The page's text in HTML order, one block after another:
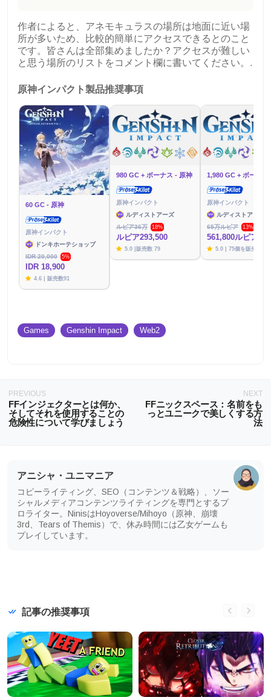
作者によると、アネモキュラスの場所は地面に近い場
所が多いため、比較的簡単にアクセスできるとのこと
です。皆さんは全部集めましたか？アクセスが難しい
と思う場所のリストをコメント欄に書いてください。.
原神インパクト製品推奨事項
60 GC - 原神
原神インパクト
ドンキホーテショップ
IDR 20,000
5%
IDR 18,900
4.6 | 販売数91
980 GC + ボーナス - 原神
原神インパクト
ルディストアーズ
ルピア36万
18%
ルピア293,500
5.0 |販売数 79
原神インパクト
ルディストアーズ
65万ルピア
13%
561,800ルピア
5.0 | 75個を販売
Games Genshin Impact Web2
PREVIOUS
FFインジェクターとは何か、
そしてそれを使用することの
危険性について学びましょう
NEXT
FFニックスペース：名前をも
っとユニークで美しくする方
法
アニシャ・ユニマニア
コピーライティング、SEO（コンテンツ＆戦略）、ソー
シャルメディアコンテンツライティングを専門とするプ
ロライター。NinisはHoyoverse/Mihoyo（原神、崩壊
3rd、Tears of Themis）で、休み時間には乙女ゲームも
プレイしています。
記事の推奨事項